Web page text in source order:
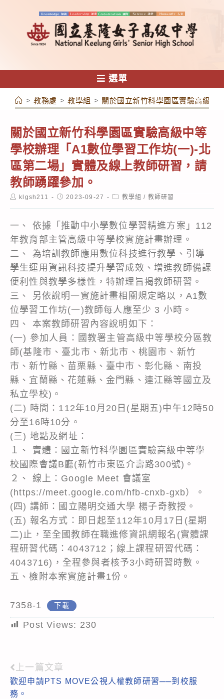
容
選單
> 教務處 > 教學組 > 關於國立新竹科學園區實驗高級中
關於國立新竹科學園區實驗高級中等
學校辦理「A1數位學習工作坊(一)-北
區第二場」實體及線上教師研習，請
教師踴躍參加。
Postklgsh211
Post2023-09-27
Post教學組 / 教師研習
一、 依據「推動中小學數位學習精進方案」112
年教育部主管高級中等學校實施計畫辦理。
二、 為培訓教師應用數位科技進行教學、引導
學生運用資訊科技提升學習成效、增進教師備課
便利性與教學多樣性，特辦理旨揭教師研習。
三、 另依說明一實施計畫相關規定略以，A1數
位學習工作坊(一)教師每人應至少 3 小時。
四、 本案教師研習內容說明如下：
(一) 參加人員：國教署主管高級中等學校分區教
師(基隆市、臺北市、新北市、桃園市、新竹
市、新竹縣、苗栗縣、臺中市、彰化縣、南投
縣、宜蘭縣、花蓮縣、金門縣、連江縣等國立及
私立學校)。
(二) 時間：112年10月20日(星期五)中午12時50
分至16時10分。
(三) 地點及網址：
１、 實體：國立新竹科學園區實驗高級中等學
校國際會議B廳(新竹市東區介壽路300號)。
２、 線上：Google Meet 會議室
(https://meet.google.com/hfb-cnxb-gxb）。
(四) 講師：國立陽明交通大學 楊子奇教授。
(五) 報名方式：即日起至112年10月17日(星期
二)止，至全國教師在職進修資訊網報名(實體課
程研習代碼：4043712；線上課程研習代碼：
4043716)，全程參與者核予3小時研習時數。
五、檢附本案實施計畫1份。
7358-1 下載
Post Views: 230
Read
more
上一篇文章
歡迎申請PTS MOVE公視人權教師研習──到校服
務。